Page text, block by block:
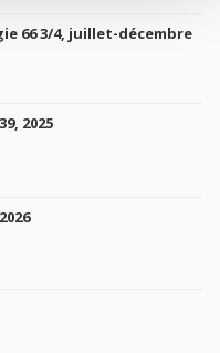
66 3/4, juillet-décembre
2025